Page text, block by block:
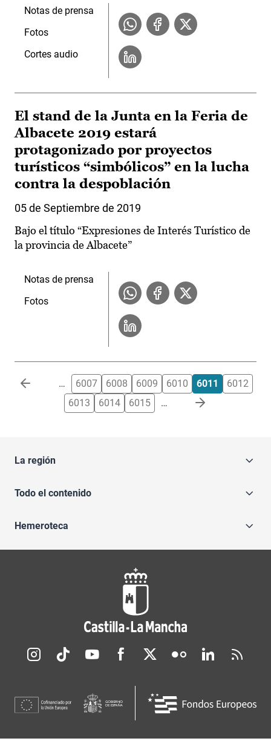
Notas de prensa
Fotos
Cortes audio
El stand de la Junta en la Feria de
Albacete 2019 estará
protagonizado por proyectos
turísticos “simbólicos” en la lucha
contra la despoblación
05 de Septiembre de 2019
Bajo el título “Expresiones de Interés Turístico de
la provincia de Albacete”
Notas de prensa
Fotos
Paginación … 6007 6008 6009 6010 6011
6012
6013
6014 6015 …
La región
Todo el contenido
Hemeroteca
Redes sociales JCCM